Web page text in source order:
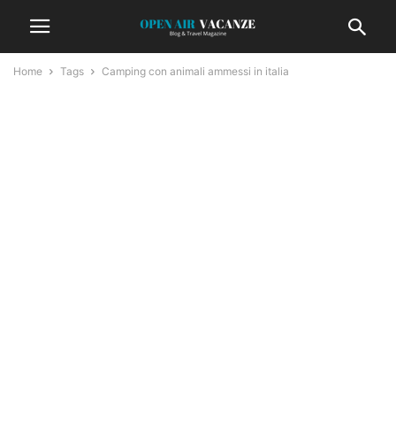
Home Tags Camping con animali ammessi in italia